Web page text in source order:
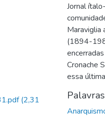
(2,31
Jornal
Maraviglia
(1894-
Cronache
essa